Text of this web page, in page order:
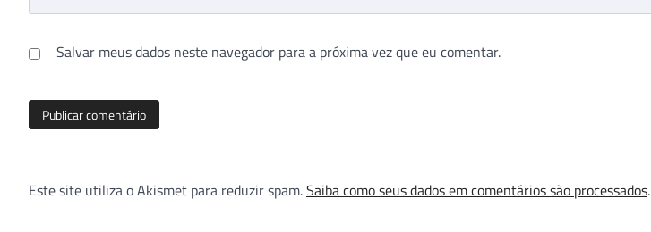
Salvar meus dados neste navegador para a próxima vez que eu comentar.
Este site utiliza o Akismet para reduzir spam.Saiba como seus dados em comentários são processados.